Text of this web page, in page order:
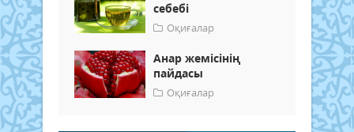
себебі
Оқиғалар
Анар жемісінің
пайдасы
Оқиғалар